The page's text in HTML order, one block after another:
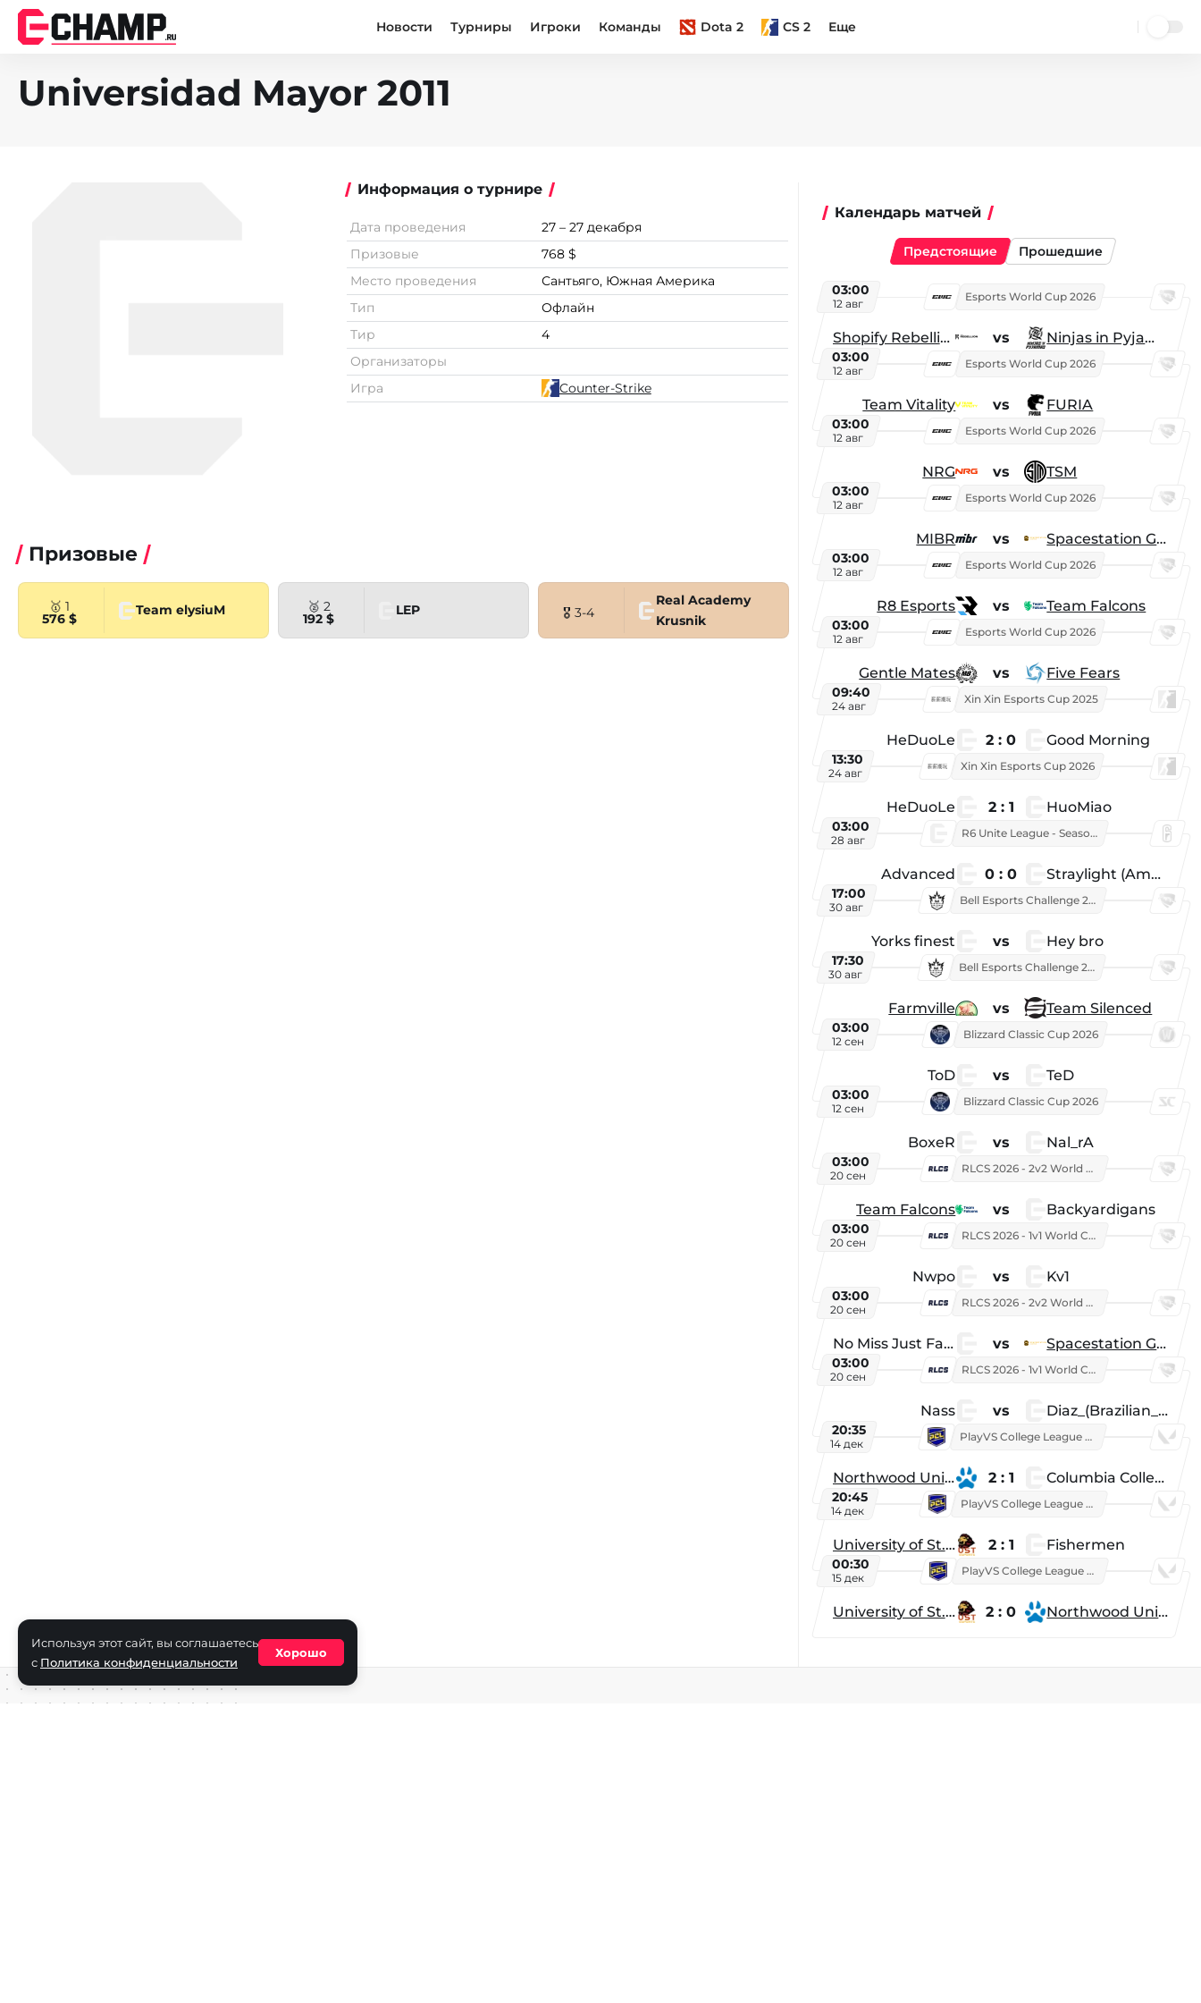
Новости Турниры Игроки Команды Dota 2 CS 2 Еще
Universidad Mayor 2011
Информация о турнире
Дата проведения
27 – 27 декабря
Призовые
768 $
Место проведения
Сантьяго, Южная Америка
Тип
Офлайн
Тир
4
Организаторы
Игра
Counter-Strike
Призовые
🥇 1
576 $
Team elysiuM 🥈 2
192 $
LEP 🎖 3-4
Real Academy
Krusnik
Календарь матчей
Предстоящие Прошедшие
03:00
12 авг
Esports World Cup 2026
Shopify Rebellion vs Ninjas in Pyjamas
03:00
12 авг
Esports World Cup 2026
Team Vitality vs FURIA
03:00
12 авг
Esports World Cup 2026
NRG vs TSM
03:00
12 авг
Esports World Cup 2026
MIBR vs Spacestation Gaming
03:00
12 авг
Esports World Cup 2026
R8 Esports vs Team Falcons
03:00
12 авг
Esports World Cup 2026
Gentle Mates vs Five Fears
09:40
24 авг
Xin Xin Esports Cup 2025
HeDuoLe 2 : 0 Good Morning
13:30
24 авг
Xin Xin Esports Cup 2026
HeDuoLe 2 : 1 HuoMiao
03:00
28 авг
R6 Unite League - Season 1
Advanced 0 : 0 Straylight (American team)
17:00
30 авг
Bell Esports Challenge 2026
Yorks finest vs Hey bro
17:30
30 авг
Bell Esports Challenge 2026
Farmville vs Team Silenced
03:00
12 сен
Blizzard Classic Cup 2026
ToD vs TeD
03:00
12 сен
Blizzard Classic Cup 2026
BoxeR vs Nal_rA
03:00
20 сен
RLCS 2026 - 2v2 World Championship
Team Falcons vs Backyardigans
03:00
20 сен
RLCS 2026 - 1v1 World Championship
Nwpo vs Kv1
03:00
20 сен
RLCS 2026 - 2v2 World Championship
No Miss Just Fake vs Spacestation Gaming
03:00
20 сен
RLCS 2026 - 1v1 World Championship
Nass vs Diaz_(Brazilian_Player)
20:35
14 дек
PlayVS College League 2025: Fall
Northwood University 2 : 1 Columbia College
20:45
14 дек
PlayVS College League 2025: Fall
University of St. Thomas 2 : 1 Fishermen
00:30
15 дек
PlayVS College League 2025: Fall
University of St. Thomas 2 : 0 Northwood University
Используя этот сайт, вы соглашаетесь
с Политика конфиденциальности
Хорошо